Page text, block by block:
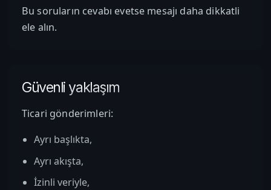
Bu soruların cevabı evetse mesajı daha dikkatli
ele alın.
Güvenli yaklaşım
Ticari gönderimleri:
Ayrı başlıkta,
Ayrı akışta,
İzinli veriyle,